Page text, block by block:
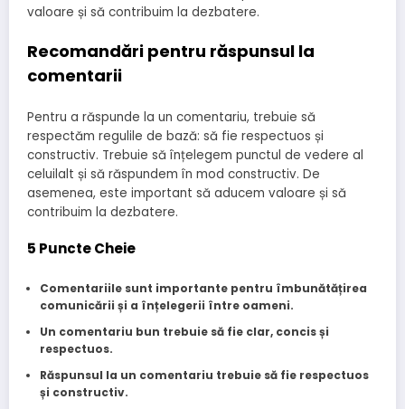
valoare și să contribuim la dezbatere.
Recomandări pentru răspunsul la
comentarii
Pentru a răspunde la un comentariu, trebuie să
respectăm regulile de bază: să fie respectuos și
constructiv. Trebuie să înțelegem punctul de vedere al
celuilalt și să răspundem în mod constructiv. De
asemenea, este important să aducem valoare și să
contribuim la dezbatere.
5 Puncte Cheie
Comentariile sunt importante pentru îmbunătățirea
comunicării și a înțelegerii între oameni.
Un comentariu bun trebuie să fie clar, concis și
respectuos.
Răspunsul la un comentariu trebuie să fie respectuos
și constructiv.